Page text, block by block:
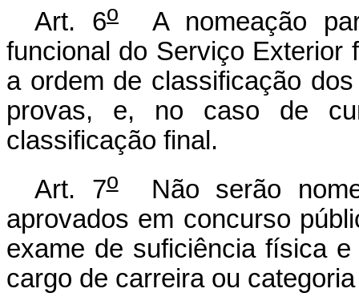
Art. 6oA nomeação
funcional do Serviço Exterior
a ordem de classificação
provas, e, no caso de
classificação final.
Art. 7oNão serão
aprovados em concurso
exame de suficiência física
cargo de carreira ou